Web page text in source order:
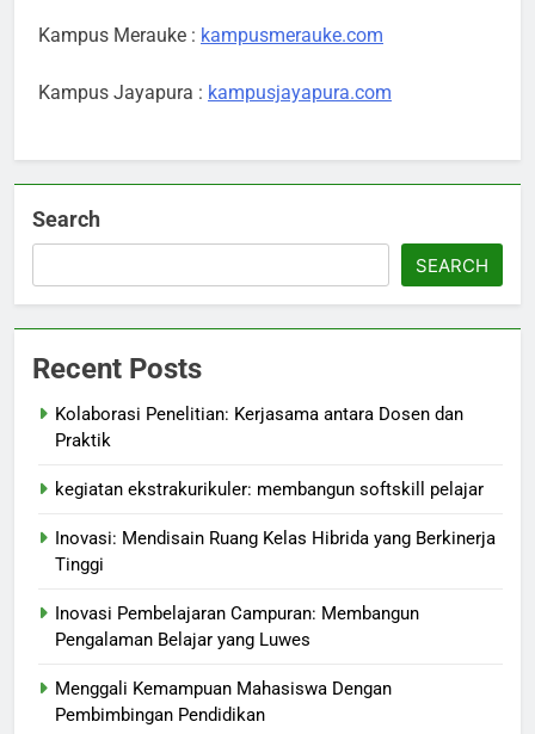
Kampus Merauke : kampusmerauke.com
Kampus Jayapura : kampusjayapura.com
Search
SEARCH
Recent Posts
Kolaborasi Penelitian: Kerjasama antara Dosen dan
Praktik
kegiatan ekstrakurikuler: membangun softskill pelajar
Inovasi: Mendisain Ruang Kelas Hibrida yang Berkinerja
Tinggi
Inovasi Pembelajaran Campuran: Membangun
Pengalaman Belajar yang Luwes
Menggali Kemampuan Mahasiswa Dengan
Pembimbingan Pendidikan